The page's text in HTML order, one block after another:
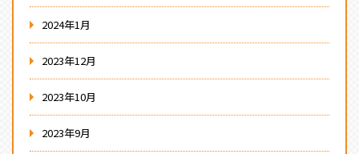
2024年1月
2023年12月
2023年10月
2023年9月